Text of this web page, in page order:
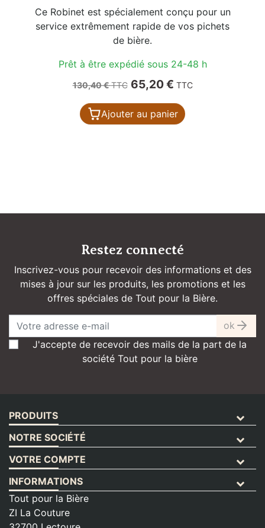
Ce Robinet est spécialement conçu pour un
service extrêmement rapide de vos pichets
de bière.
Prêt à être expédié sous 24-48 h
Prix de base
130,40 €TTC Prix
65,20 € TTC
Ajouter au panier
Restez connecté
Inscrivez-vous pour recevoir des informations et des
mises à jour sur les produits, les promotions et les
offres spéciales de Tout pour la Bière.
ok
J'accepte de recevoir des mails de la part de la
société Tout pour la bière
PRODUITS
NOTRE SOCIÉTÉ
VOTRE COMPTE
INFORMATIONS
Tout pour la Bière
ZI La Couture